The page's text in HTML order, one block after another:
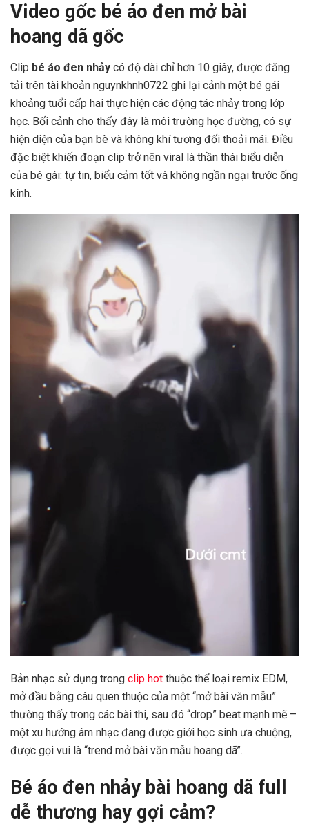
Video gốc bé áo đen mở bài
hoang dã gốc
Clip bé áo đen nhảy có độ dài chỉ hơn 10 giây, được đăng
tải trên tài khoản nguynkhnh0722 ghi lại cảnh một bé gái
khoảng tuổi cấp hai thực hiện các động tác nhảy trong lớp
học. Bối cảnh cho thấy đây là môi trường học đường, có sự
hiện diện của bạn bè và không khí tương đối thoải mái. Điều
đặc biệt khiến đoạn clip trở nên viral là thần thái biểu diễn
của bé gái: tự tin, biểu cảm tốt và không ngần ngại trước ống
kính.
Bản nhạc sử dụng trong clip hot thuộc thể loại remix EDM,
mở đầu bằng câu quen thuộc của một “mở bài văn mẫu”
thường thấy trong các bài thi, sau đó “drop” beat mạnh mẽ –
một xu hướng âm nhạc đang được giới học sinh ưa chuộng,
được gọi vui là “trend mở bài văn mẫu hoang dã”.
Bé áo đen nhảy bài hoang dã full
dễ thương hay gợi cảm?